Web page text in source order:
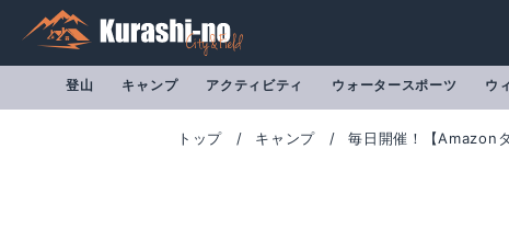
登山 キャンプ アクティビティ ウォータースポーツ ウ
トップ キャンプ 毎日開催！【Amazon